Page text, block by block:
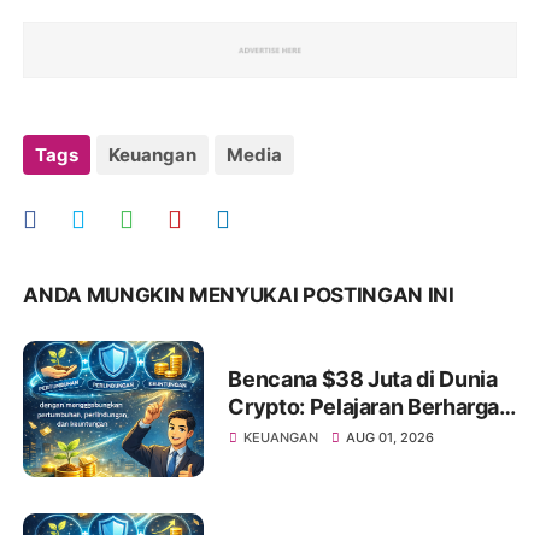
Tags Keuangan Media
ANDA MUNGKIN MENYUKAI POSTINGAN INI
Bencana $38 Juta di Dunia
Crypto: Pelajaran Berharga
bagi Investor Saham Pemula
KEUANGAN AUG 01, 2026